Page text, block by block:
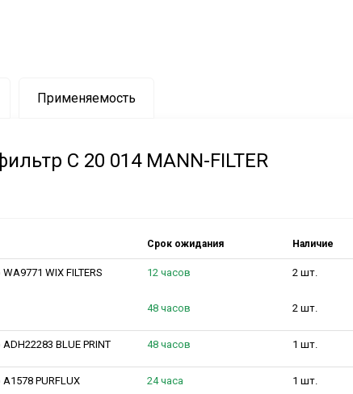
Применяемость
C 20 014 MANN-FILTER
Срок ожидания Наличие
WIX FILTERS 12 часов 2 шт.
48 часов 2 шт.
BLUE PRINT 48 часов 1 шт.
PURFLUX 24 часа 1 шт.